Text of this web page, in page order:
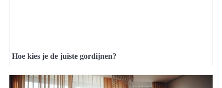
Hoe kies je de juiste gordijnen?